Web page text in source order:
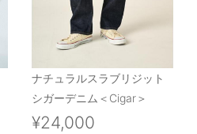
ナチュラルスラブリジット
シガーデニム＜Cigar＞
¥24,000